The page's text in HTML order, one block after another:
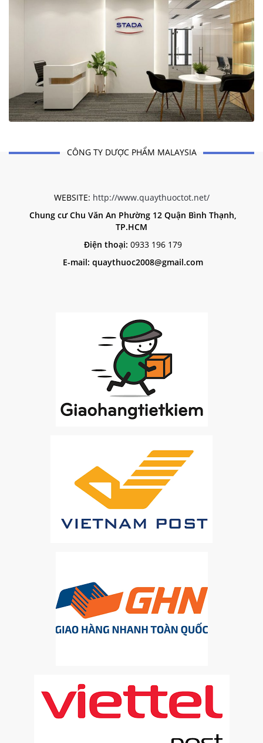
CÔNG TY DƯỢC PHẨM MALAYSIA
WEBSITE: http://www.quaythuoctot.net/
Chung cư Chu Văn An Phường 12 Quận Bình Thạnh,
TP.HCM
Điện thoại: 0933 196 179
E-mail: quaythuoc2008@gmail.com